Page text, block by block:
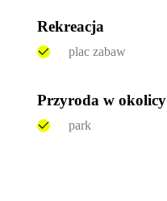
Rekreacja
plac zabaw
Przyroda w okolicy
park